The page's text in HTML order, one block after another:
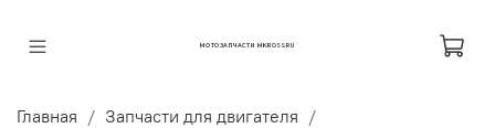
МОТОЗАПЧАСТИ MKROSS.RU
Главная
Запчасти для двигателя